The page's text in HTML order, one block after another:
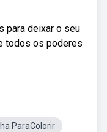
para deixar o seu
todos os poderes
ParaColorir